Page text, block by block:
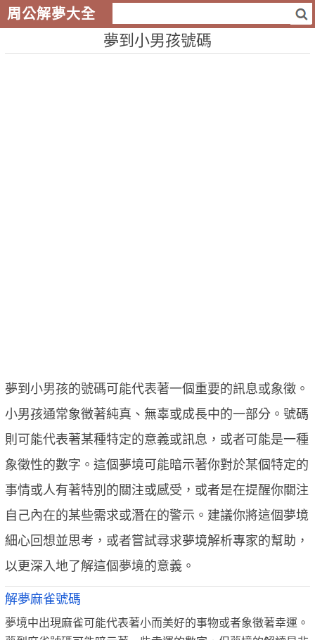
周公解夢大全
夢到小男孩號碼
夢到小男孩的號碼可能代表著一個重要的訊息或象徵。
小男孩通常象徵著純真、無辜或成長中的一部分。號碼
則可能代表著某種特定的意義或訊息，或者可能是一種
象徵性的數字。這個夢境可能暗示著你對於某個特定的
事情或人有著特別的關注或感受，或者是在提醒你關注
自己內在的某些需求或潛在的警示。建議你將這個夢境
細心回想並思考，或者嘗試尋求夢境解析專家的幫助，
以更深入地了解這個夢境的意義。
解夢麻雀號碼
夢境中出現麻雀可能代表著小而美好的事物或者象徵著幸運。